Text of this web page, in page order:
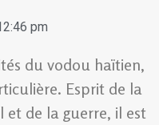
pm
du vodou haïtien,
Esprit de la
et de la guerre, il est